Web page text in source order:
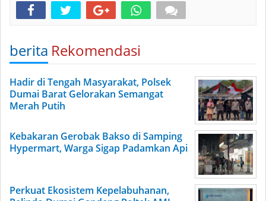
berita Rekomendasi
Hadir di Tengah Masyarakat, Polsek
Dumai Barat Gelorakan Semangat
Merah Putih
Kebakaran Gerobak Bakso di Samping
Hypermart, Warga Sigap Padamkan Api
Perkuat Ekosistem Kepelabuhanan,